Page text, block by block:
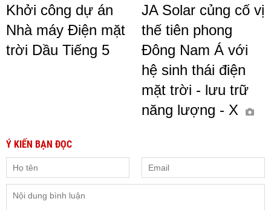
Khởi công dự án
Nhà máy Điện mặt
trời Dầu Tiếng 5
JA Solar củng cố vị
thế tiên phong
Đông Nam Á với
hệ sinh thái điện
mặt trời - lưu trữ
năng lượng - X
Ý KIẾN BẠN ĐỌC